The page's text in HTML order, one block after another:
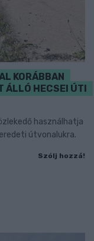
KORÁBBAN
ÁLLÓ HECSEI ÚTI
használhatja
útvonalukra.
Szólj hozzá!